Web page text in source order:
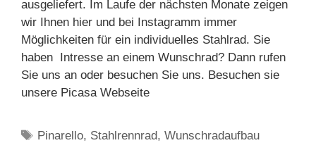
ausgeliefert. Im Laufe der nächsten Monate zeigen
wir Ihnen hier und bei Instagramm immer
Möglichkeiten für ein individuelles Stahlrad. Sie
haben Intresse an einem Wunschrad? Dann rufen
Sie uns an oder besuchen Sie uns. Besuchen sie
unsere Picasa Webseite
Schlagwörter
Pinarello, Stahlrennrad,Wunschradaufbau